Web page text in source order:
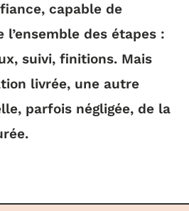
capable de
l’ensemble des étapes :
suivi, finitions. Mais
livrée, une autre
parfois négligée, de la